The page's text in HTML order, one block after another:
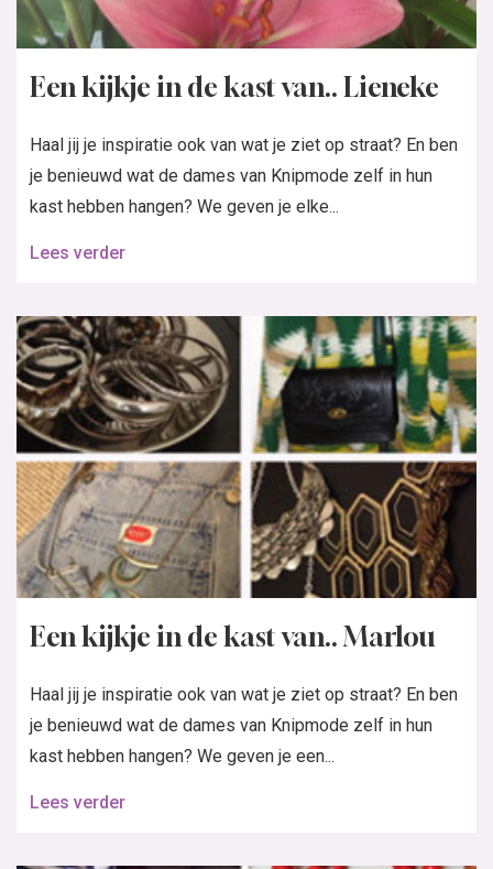
Een kijkje in de kast van.. Lieneke
Haal jij je inspiratie ook van wat je ziet op straat? En ben
je benieuwd wat de dames van Knipmode zelf in hun
kast hebben hangen? We geven je elke...
Lees verder
Een kijkje in de kast van.. Marlou
Haal jij je inspiratie ook van wat je ziet op straat? En ben
je benieuwd wat de dames van Knipmode zelf in hun
kast hebben hangen? We geven je een...
Lees verder